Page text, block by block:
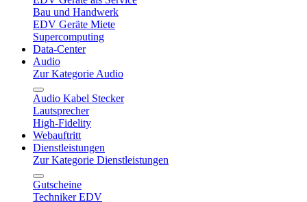
Bau und Handwerk
EDV Geräte Miete
Supercomputing
Data-Center
Audio
Zur Kategorie Audio
Audio Kabel Stecker
Lautsprecher
High-Fidelity
Webauftritt
Dienstleistungen
Zur Kategorie Dienstleistungen
Gutscheine
Techniker EDV